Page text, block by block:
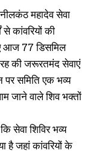
महादेव सेवा
से कांवरियों की
आज 77 डिसमिल
की जरूरतमंद सेवाएं
पर समिति एक भव्य
जाने वाले शिव भक्तों
सेवा शिविर भव्य
है जहां कांवरियों के